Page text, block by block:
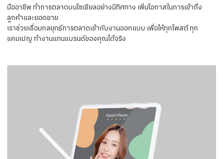
มืออาชีพ ทำการตลาดบนโซเชียลอย่างมีทิศทาง เพิ่มโอกาสในการเข้าถึง
ลูกค้าและยอดขาย
เราช่วยเชื่อมกลยุทธ์การตลาดเข้ากับงานออกแบบ เพื่อให้ทุกโพสต์ ทุก
แคมเปญ ทำงานแทนแบรนด์ของคุณได้จริง